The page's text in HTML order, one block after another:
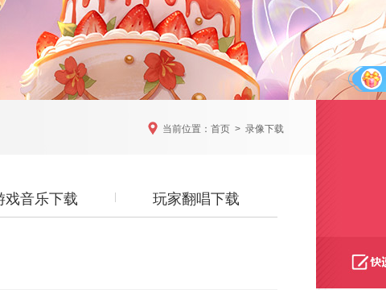
当前位置： 首页 > 录像下载
戏音乐下载 玩家翻唱下载